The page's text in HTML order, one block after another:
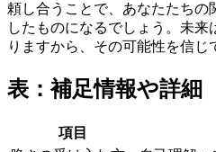
頼し合うことで、あなたたちの
したものになるでしょう。未
りますから、その可能性を信じ
表：補足情報や詳細
項目